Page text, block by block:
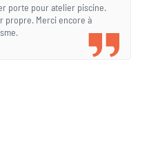
porte pour atelier piscine.
propre. Merci encore à